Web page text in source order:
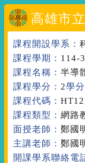
高雄市
課程開設學系：
課程學期： 114-3
課程名稱： 半導
課程學分： 2學
課程代碼：
課程類型： 網路
面授老師： 鄭國
主講老師： 鄭國
開課學系聯絡電